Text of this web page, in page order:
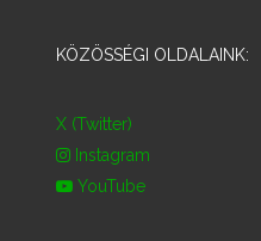
KÖZÖSSÉGI OLDALAINK:
X (Twitter)
Instagram
YouTube